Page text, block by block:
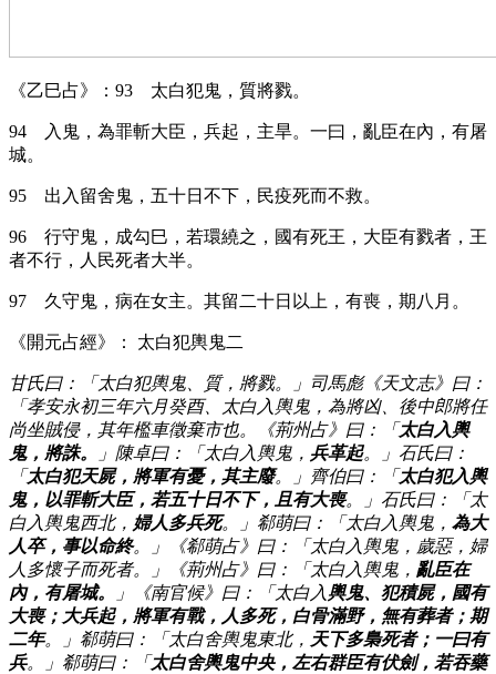
《乙巳占》：93 太白犯鬼，質將戮。
94 入鬼，為罪斬大臣，兵起，主旱。一曰，亂臣在內，有屠
城。
95 出入留舍鬼，五十日不下，民疫死而不救。
96 行守鬼，成勾巳，若環繞之，國有死王，大臣有戮者，王
者不行，人民死者大半。
97 久守鬼，病在女主。其留二十日以上，有喪，期八月。
《開元占經》： 太白犯輿鬼二
甘氏曰：「太白犯輿鬼、質，將戮。」司馬彪《天文志》曰：
「孝安永初三年六月癸酉、太白入輿鬼，為將凶、後中郎將任
尚坐賊侵，其年檻車徵棄市也。《荊州占》曰：「 太白入輿
鬼，將誅。
」陳卓曰：「太白入輿鬼， 兵革起。」石氏曰：
「 太白犯天屍，將軍有憂，其主廢。」齊伯曰：「 太白犯入輿
鬼，以罪斬大臣，若五十日不下，且有大喪。」石氏曰：「太
白入輿鬼西北， 婦人多兵死。」郗萌曰：「太白入輿鬼， 為大
人卒，事以命終。」《郗萌占》曰：「太白入輿鬼，歲惡，婦
人多懷子而死者。」《荊州占》曰：「太白入輿鬼， 亂臣在
內，有屠城。
」《南官候》曰：「太白入 輿鬼、犯積屍，國有
大喪；大兵起，將軍有戰，人多死，白骨滿野，無有葬者；期
二年。」郗萌曰：「太白舍輿鬼東北， 天下多梟死者；一曰有
兵。」郗萌曰：「 太白舍輿鬼中央，左右群臣有伏劍，若吞藥